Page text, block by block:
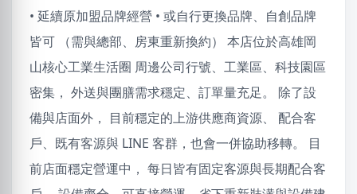
• 延續原加盟品牌經營 • 或自行更換品牌、自創品牌
皆可 （需與總部、房東重新換約） 本店位於高雄岡
山核心工業生活圈 周邊公司行號、工業區、科技園區
密集， 外送與團膳需求穩定、訂單量充足。 除了設
備與店面外， 目前穩定的上游供應商資源、 配合客
戶、既有客源與 LINE 客群，也會一併協助移轉。 目
前店面穩定營運中， 每日皆有固定客源與長期配合客